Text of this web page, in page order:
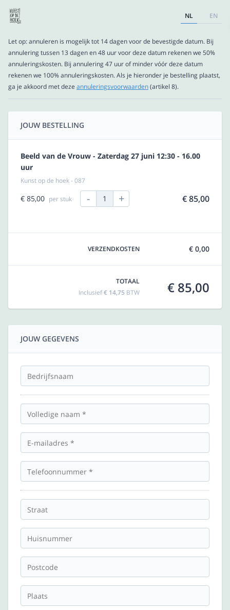
NL EN
Let op: annuleren is mogelijk tot 14 dagen voor de bevestigde datum. Bij
annulering tussen 13 dagen en 48 uur voor deze datum rekenen we 50%
annuleringskosten. Bij annulering 47 uur of minder vóór deze datum
rekenen we 100% annuleringskosten. Als je hieronder je bestelling plaatst,
ga je akkoord met deze annuleringsvoorwaarden(artikel 8).
JOUW BESTELLING
Beeld van de Vrouw - Zaterdag 27 juni 12:30 - 16.00
uur
Kunst op de hoek - 087
€ 85,00 per stuk - 1 + € 85,00
VERZENDKOSTEN € 0,00
TOTAAL
Inclusief€ 14,75 BTW € 85,00
JOUW GEGEVENS